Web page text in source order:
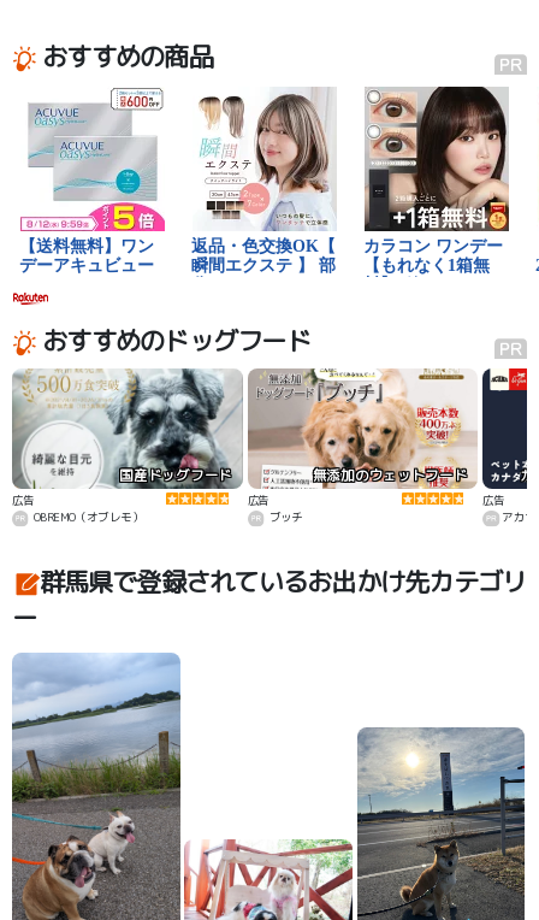
おすすめの商品
おすすめのドッグフード
国産ドッグフード
広告
OBREMO（オブレモ）
無添加のウェットフード
広告
ブッチ
カ
広告
アカ
群馬県で登録されているお出かけ先カテゴリ
ー